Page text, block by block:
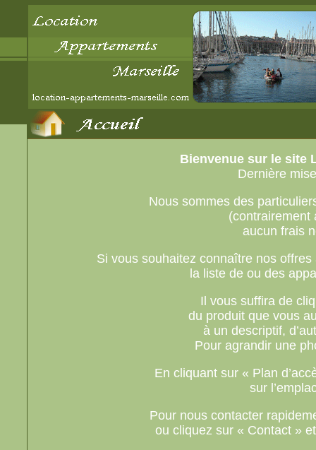
Bienvenue sur le site
Dernière
Nous sommes des
(contrairement
aucun frais
Si vous souhaitez connaître nos
la liste de ou des
Il vous suffira de
du produit que vous
à un descriptif,
Pour agrandir une
En cliquant sur « Plan
sur
Pour nous contacter
ou cliquez sur « Contact »